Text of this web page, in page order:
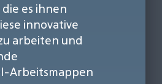
es ihnen
innovative
arbeiten und
Arbeitsmappen